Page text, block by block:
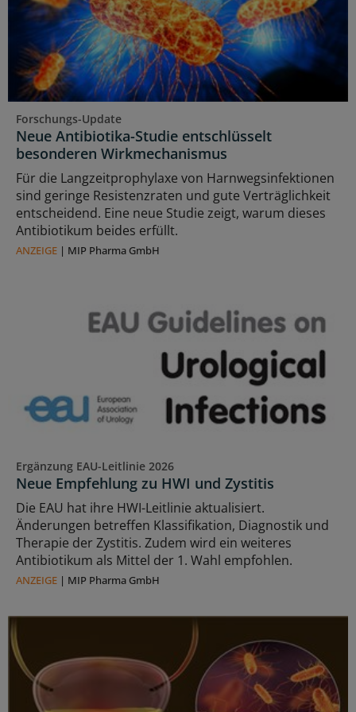
Forschungs-Update
Neue Antibiotika-Studie entschlüsselt
besonderen Wirkmechanismus
Für die Langzeitprophylaxe von Harnwegsinfektionen
sind geringe Resistenzraten und gute Verträglichkeit
entscheidend. Eine neue Studie zeigt, warum dieses
Antibiotikum beides erfüllt.
ANZEIGE | MIP Pharma GmbH
Ergänzung EAU-Leitlinie 2026
Neue Empfehlung zu HWI und Zystitis
Die EAU hat ihre HWI-Leitlinie aktualisiert.
Änderungen betreffen Klassifikation, Diagnostik und
Therapie der Zystitis. Zudem wird ein weiteres
Antibiotikum als Mittel der 1. Wahl empfohlen.
ANZEIGE | MIP Pharma GmbH